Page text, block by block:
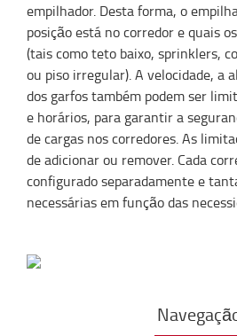
empilhador. Desta forma, o
posição está no corredor e quais
(tais como teto baixo, sprinklers,
ou piso irregular). A velocidade, a
dos garfos também podem ser
e horários, para garantir a
de cargas nos corredores. As
de adicionar ou remover. Cada
configurado separadamente e
necessárias em função das